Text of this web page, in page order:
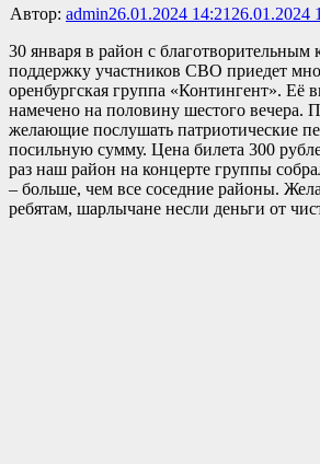
Автор: admin26.01.2024 14:21 26.01.2024
30 января в район с благотворительным
поддержку участников СВО приедет
оренбургская группа «Контингент». Её
намечено на половину шестого вечера.
желающие послушать патриотические
посильную сумму. Цена билета 300
раз наш район на концерте группы
– больше, чем все соседние районы.
ребятам, шарлычане несли деньги от